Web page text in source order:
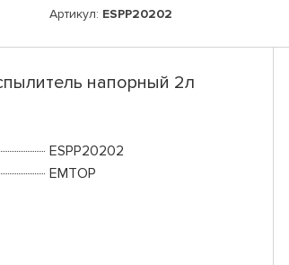
Артикул: ESPP20202
напорный 2л
ESPP20202
EMTOP